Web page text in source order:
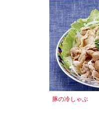
豚の冷しゃぶ